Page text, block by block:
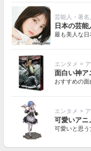
芸能人・著名
日本の芸
最も美人な日
エンタメ >
面白い神ア
おすすめの面
エンタメ >
可愛いアニ
可愛いと思う